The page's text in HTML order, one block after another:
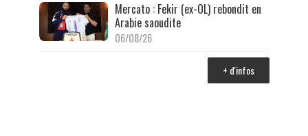
Mercato : Fekir (ex-OL) rebondit en
Arabie saoudite
06/08/26
+ d'infos